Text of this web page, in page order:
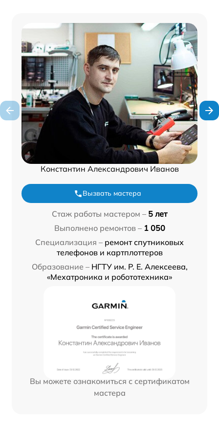
Константин Александрович Иванов
Вызвать мастера
Стаж работы мастером – 5 лет
Выполнено ремонтов – 1 050
Специализация – ремонт спутниковых
телефонов и картплоттеров
Образование – НГТУ им. Р. Е. Алексеева,
«Мехатроника и робототехника»
Вы можете ознакомиться с сертификатом
мастера